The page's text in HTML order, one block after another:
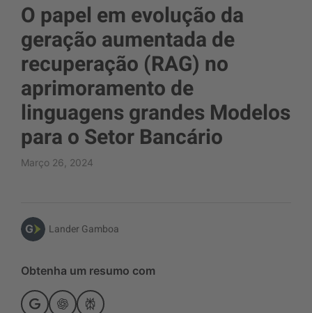
O papel em evolução da
geração aumentada de
recuperação (RAG) no
aprimoramento de
linguagens grandes Modelos
para o Setor Bancário
Março 26, 2024
Lander Gamboa
Obtenha um resumo com